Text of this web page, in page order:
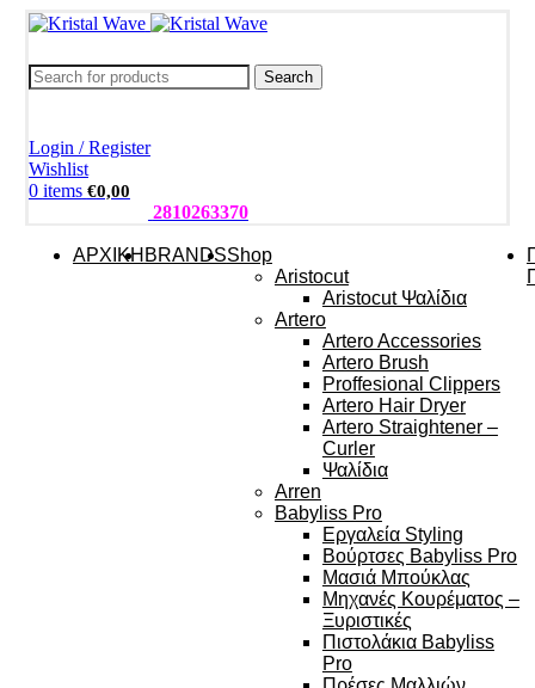
Search
Login / Register
Wishlist
0 items €0,00
2810263370
ΑΡΧΙΚΗ BRANDSShop
Aristocut
Aristocut Ψαλίδια
Artero
Artero Accessories
Artero Brush
Proffesional Clippers
Artero Hair Dryer
Artero Straightener –
Curler
Ψαλίδια
Arren
Babyliss Pro
Εργαλεία Styling
Βούρτσες Babyliss Pro
Μασιά Μπούκλας
Μηχανές Κουρέματος –
Ξυριστικές
Πιστολάκια Babyliss
Pro